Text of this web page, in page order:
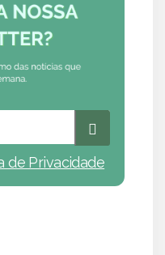
de Privacidade